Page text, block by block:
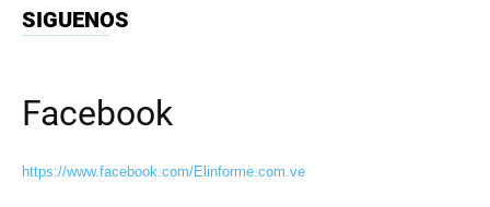
SIGUENOS
Facebook
https://www.facebook.com/Elinforme.com.ve